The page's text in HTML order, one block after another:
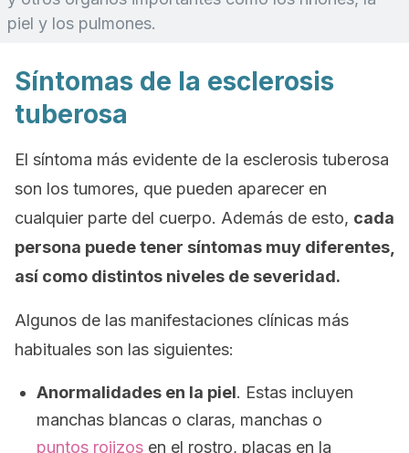
piel y los pulmones.
Síntomas de la esclerosis
tuberosa
El síntoma más evidente de la esclerosis tuberosa
son los tumores, que pueden aparecer en
cualquier parte del cuerpo. Además de esto, cada
persona puede tener síntomas muy diferentes,
así como distintos niveles de severidad.
Algunos de las manifestaciones clínicas más
habituales son las siguientes:
Anormalidades en la piel. Estas incluyen
manchas blancas o claras, manchas o
puntos rojizos en el rostro, placas en la